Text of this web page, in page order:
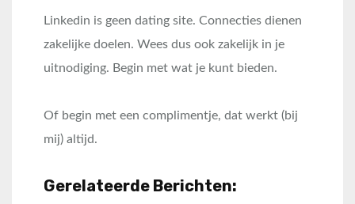
Linkedin is geen dating site. Connecties dienen
zakelijke doelen. Wees dus ook zakelijk in je
uitnodiging. Begin met wat je kunt bieden.
Of begin met een complimentje, dat werkt (bij
mij) altijd.
Gerelateerde Berichten: